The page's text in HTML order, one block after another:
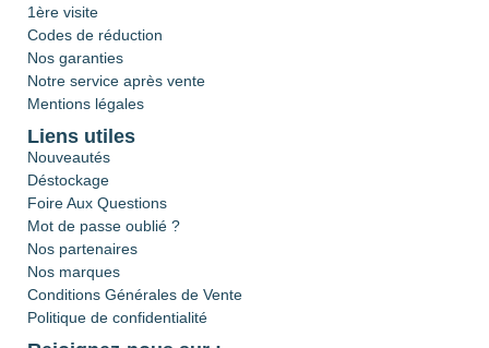
1ère visite
Codes de réduction
Nos garanties
Notre service après vente
Mentions légales
Liens utiles
Nouveautés
Déstockage
Foire Aux Questions
Mot de passe oublié ?
Nos partenaires
Nos marques
Conditions Générales de Vente
Politique de confidentialité